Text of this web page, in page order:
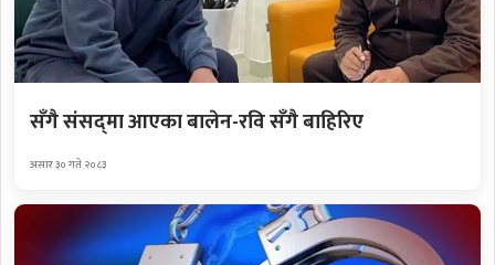
सँगै संसद्‌मा आएका बालेन-रवि सँगै बाहिरिए
असार ३० गते २०८३